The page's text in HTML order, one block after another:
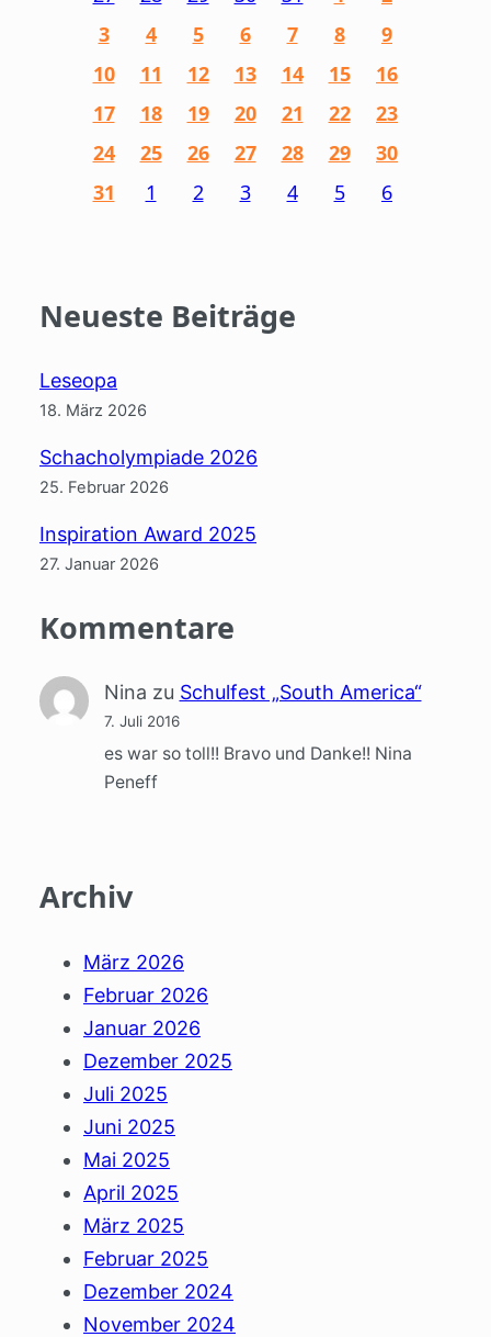
3
4 5 6 7 8
9
10
11 12 13 14 15
16
17
18 19 20 21 22
23
24
25 26 27 28 29
30
31
1 2 3 4 5 6
Neueste Beiträge
Leseopa
18. März 2026
Schacholympiade 2026
25. Februar 2026
Inspiration Award 2025
27. Januar 2026
Kommentare
Nina zu Schulfest „South America“
7. Juli 2016
es war so toll!! Bravo und Danke!! Nina
Peneff
Archiv
März 2026
Februar 2026
Januar 2026
Dezember 2025
Juli 2025
Juni 2025
Mai 2025
April 2025
März 2025
Februar 2025
Dezember 2024
November 2024